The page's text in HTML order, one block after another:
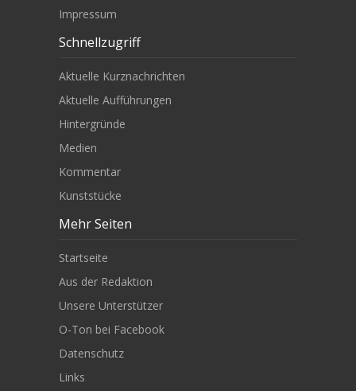
Impressum
Schnellzugriff
Aktuelle Kurznachrichten
Aktuelle Aufführungen
Hintergründe
Medien
Kommentar
Kunststücke
Mehr Seiten
Startseite
Aus der Redaktion
Unsere Unterstützer
O-Ton bei Facebook
Datenschutz
Links